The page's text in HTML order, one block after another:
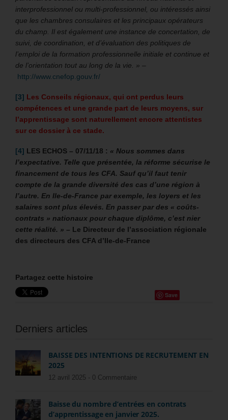
interprofessionnel ou multi-professionnel, ou intéressés ainsi
que les chambres consulaires et les principaux opérateurs
du champ. Il est également une instance de concertation, de
suivi, de coordination, et d’évaluation des politiques de
l’emploi de la formation professionnelle initiale et continue et
de l’orientation tout au long de la vie. » –
http://www.cnefop.gouv.fr/
[3] Les Conseils régionaux, qui ont perdus leurs
compétences et une grande part de leurs moyens, sur
l’apprentissage sont naturellement encore attentistes
sur ce dossier à ce stade.
[4] LES ECHOS – 07/11/18 : « Nous sommes dans
l’expectative. Telle que présentée, la réforme sécurise le
financement de tous les CFA. Sauf qu’il faut tenir
compte de la grande diversité des cas d’une région à
l’autre. En Ile-de-France par exemple, les loyers et les
salaires sont plus élevés. En passer par des « coûts-
contrats » nationaux pour chaque diplôme, c’est nier
cette réalité. » – Le Directeur de l’association régionale
des directeurs des CFA d’Ile-de-France
Partagez cette histoire
Save
Derniers articles
BAISSE DES INTENTIONS DE RECRUTEMENT EN
2025
12 avril 2025 - 0 Commentaire
Baisse du nombre d’entrées en contrats
d’apprentissage en janvier 2025.